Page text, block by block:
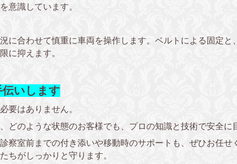
意識しています。
に合わせて慎重に車両を操作します。ベルトによる固定と
に抑えます。
伝いします
要はありません。
どのような状態のお客様でも、プロの知識と技術で安全に
察室前までの付き添いや移動時のサポートも、ぜひお任せ
ちがしっかりと守ります。